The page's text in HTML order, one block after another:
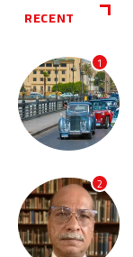
RECENT
1
2